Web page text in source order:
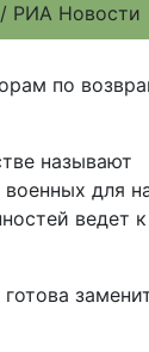
РИА Новости
по
называют
для
ведет к